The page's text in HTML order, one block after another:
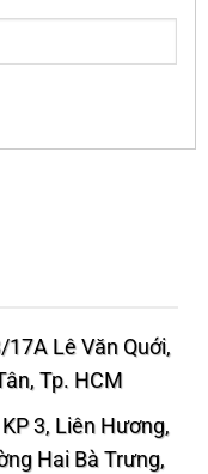
17A Lê Văn Quới,
Tp. HCM
3, Liên Hương,
Hai Bà Trưng,